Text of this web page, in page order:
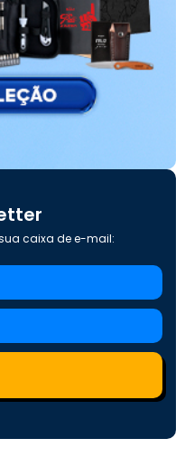
caixa de e-mail: